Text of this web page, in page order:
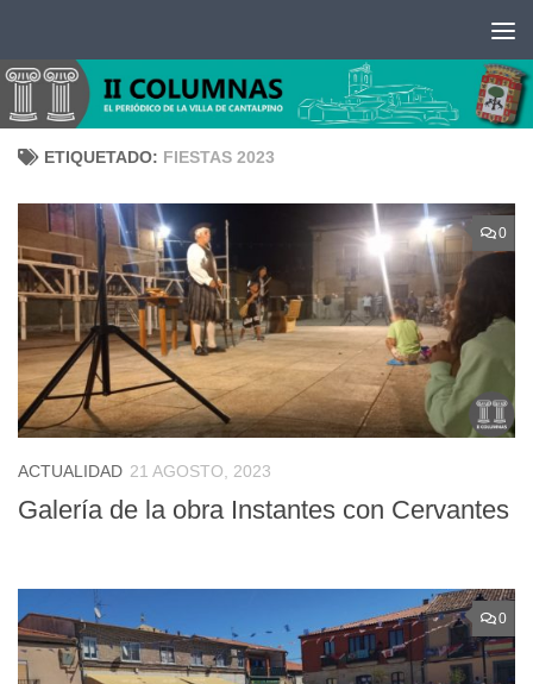
ETIQUETADO: FIESTAS 2023
0
ACTUALIDAD 21 AGOSTO, 2023
Galería de la obra Instantes con Cervantes
0